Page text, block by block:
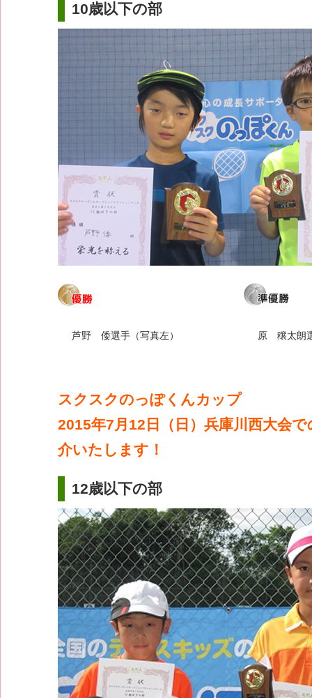
10歳以下の部
芦野 倭選手（写真左） 原 穣太朗
スクスクのっぽくんカップ
2015年7月12日（日）兵庫川西大会
介いたします！
12歳以下の部